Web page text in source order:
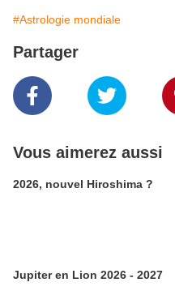
#Astrologie mondiale
Partager
Vous aimerez aussi
2026, nouvel Hiroshima ?
Jupiter en Lion 2026 - 2027